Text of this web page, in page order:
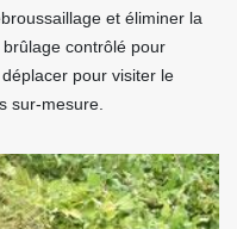
et éliminer la
contrôlé pour
pour visiter le
sur-mesure.